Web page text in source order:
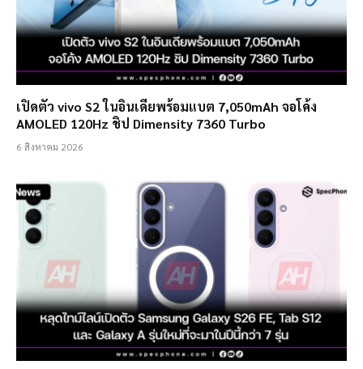
เปิดตัว vivo S2 ในอินเดียพร้อมแบต 7,050mAh จอโค้ง
AMOLED 120Hz ชิป Dimensity 7360 Turbo
6 สิงหาคม 2026